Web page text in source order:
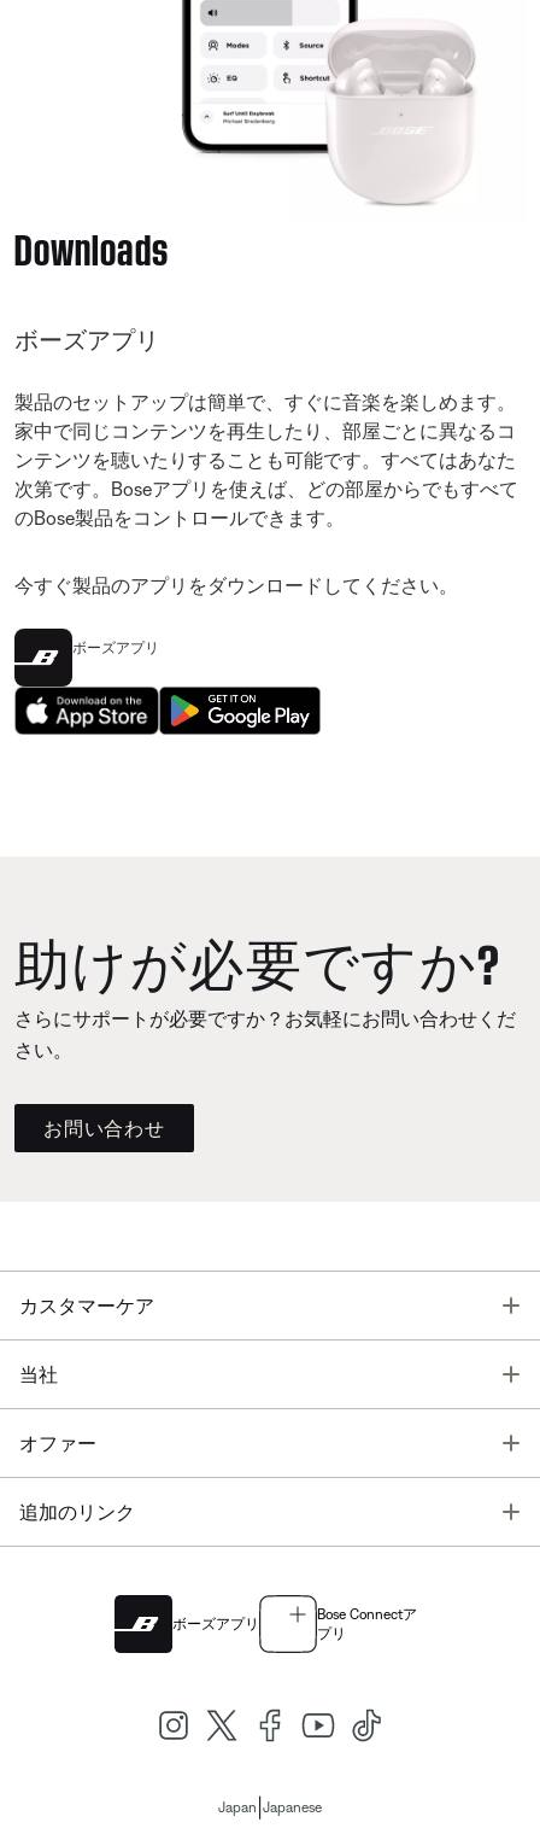
Downloads
ボーズアプリ
製品のセットアップは簡単で、すぐに音楽を楽しめます。
家中で同じコンテンツを再生したり、部屋ごとに異なるコ
ンテンツを聴いたりすることも可能です。すべてはあなた
次第です。Boseアプリを使えば、どの部屋からでもすべて
のBose製品をコントロールできます。
今すぐ製品のアプリをダウンロードしてください。
ボーズアプリ
助けが必要ですか?
さらにサポートが必要ですか？お気軽にお問い合わせくだ
さい。
お問い合わせ
カスタマーケア
当社
オファー
追加のリンク
ボーズアプリ
Bose Connectア
プリ
Japan Japanese